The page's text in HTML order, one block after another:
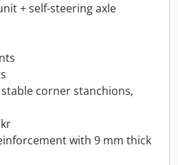
+ self-steering axle
corner stanchions,
with 9 mm thick